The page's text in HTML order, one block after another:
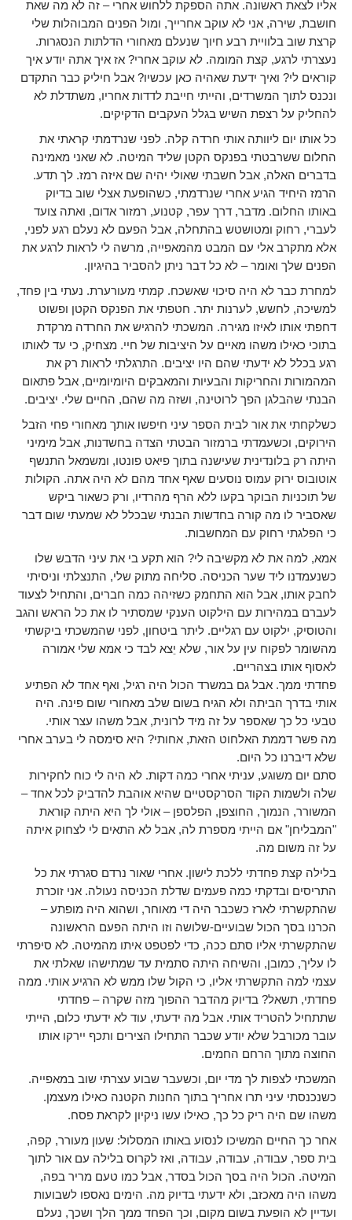
אליו לצאת ראשונה. אתה הספקת ללחוש אחרי – זה לא מה שאת
חושבת, שירה, אני לא עוקב אחרייך, ומול הפנים המבוהלות שלי
קרצת שוב בלוויית רבע חיוך שנעלם מאחורי הדלתות הנסגרות.
נעצרתי לרגע, קצת המומה. לא עוקב אחרי? אז איך אתה יודע איך
קוראים לי? ואיך ידעת שאהיה כאן עכשיו? אבל חיליק כבר התקדם
ונכנס לתוך המשרדים, והייתי חייבת לדדות אחריו, משתדלת לא
להחליק על רצפת השיש בגלל העקבים הדקיקים.
כל אותו יום ליוותה אותי חרדה קלה. לפני שנרדמתי קראתי את
החלום ששרבטתי בפנקס הקטן שליד המיטה. לא שאני מאמינה
בדברים האלה, אבל חשבתי שאולי יהיה שם איזה רמז. לך תדע.
הרמז היחיד הגיע אחרי שנרדמתי, כשהופעת אצלי שוב בדיוק
באותו החלום. מדבר, דרך עפר, קטנוע, רמזור אדום, ואתה צועד
לעברי, רחוק ומטושטש בהתחלה, אבל הפעם לא נעלם רגע לפני,
אלא מתקרב אלי עם המבט מהמאפייה, מרשה לי לראות לרגע את
הפנים שלך ואומר – לא כל דבר ניתן להסביר בהיגיון.
למחרת כבר לא היה סיכוי שאשכח. קמתי מעורערת. נעתי בין פחד,
למשיכה, לחשש, לערנות יתר. חטפתי את הפנקס הקטן ופשוט
דחפתי אותו לאיזו מגירה. המשכתי להרגיש את החרדה מרקדת
בתוכי כאילו משהו מאיים על היציבות של חיי. מצחיק, כי עד לאותו
רגע בכלל לא ידעתי שהם היו יציבים. התרגלתי לראות רק את
המהמורות והחריקות והבעיות והמאבקים היומיומיים, אבל פתאום
הבנתי שהבלגן הפך לרוטינה, ושזה מה שהם, החיים שלי. יציבים.
כשלקחתי את אור לבית הספר עיני חיפשו אותך מאחורי פחי הזבל
הירוקים, וכשעמדתי ברמזור הבטתי הצדה בחשדנות, אבל מימיני
היתה רק בלונדינית שעישנה בתוך פיאט פונטו, ומשמאל התנשף
אוטובוס ירוק עמוס נוסעים שאף אחד מהם לא היה אתה. הקולות
של תוכניות הבוקר בקעו ללא הרף מהרדיו, ורק כשאור ביקש
שאסביר לו מה קורה בחדשות הבנתי שבכלל לא שמעתי שום דבר
כי הפלגתי רחוק עם המחשבות.
אמא, למה את לא מקשיבה לי? הוא תקע בי את עיני הדבש שלו
כשנעמדנו ליד שער הכניסה. סליחה מתוק שלי, התנצלתי וניסיתי
לחבק אותו, אבל הוא התחמק כשזיהה כמה חברים, והתחיל לצעוד
לעברם במהירות עם הילקוט הענקי שמסתיר לו את כל הראש והגב
והטוסיק, ילקוט עם רגליים. ליתר ביטחון, לפני שהמשכתי ביקשתי
מהשומר לפקוח עין על אור, שלא יֵצא לבד כי אמא שלי אמורה
לאסוף אותו בצהריים.
פחדתי ממך. אבל גם במשרד הכול היה רגיל, ואף אחד לא הפתיע
אותי בדרך הביתה ולא הגיח בשום שלב מאחורי שום פינה. היה
טבעי כל כך שאספר על זה מיד לרונית, אבל משהו עצר אותי.
מה פשר דממת האלחוט הזאת, אחותי? היא סימסה לי בערב אחרי
שלא דיברנו כל היום.
סתם יום משוגע, עניתי אחרי כמה דקות. לא היה לי כוח לחקירות
שלה ולשמות הקוד הסרקסטיים שהיא אוהבת להדביק לכל אחד –
המשורר, הנמוך, החוצפן, הפלספן – אולי לך היא היתה קוראת
"המבליחן" אם הייתי מספרת לה, אבל לא התאים לי לצחוק איתה
על זה משום מה.
בלילה קצת פחדתי ללכת לישון. אחרי שאור נרדם סגרתי את כל
התריסים ובדקתי כמה פעמים שדלת הכניסה נעולה. אני זוכרת
שהתקשרתי לארז כשכבר היה די מאוחר, ושהוא היה מופתע –
הכרנו בסך הכול שבועיים-שלושה וזו היתה הפעם הראשונה
שהתקשרתי אליו סתם ככה, כדי לפטפט איתו מהמיטה. לא סיפרתי
לו עליך, כמובן, והשיחה היתה סתמית עד שמתישהו שאלתי את
עצמי למה התקשרתי אליו, כי הקול שלו ממש לא הרגיע אותי. ממה
פחדתי, תשאל? בדיוק מהדבר ההפוך מזה שקרה – פחדתי
שתתחיל להטריד אותי. אבל מה ידעתי, עוד לא ידעתי כלום, הייתי
עובר מכורבל שלא יודע שכבר התחילו הצירים ותכף יירקו אותו
החוצה מתוך הרחם החמים.
המשכתי לצפות לך מדי יום, וכשעבר שבוע עצרתי שוב במאפייה.
כשנכנסתי עיני תרו אחריך בתוך החנות הקטנה כאילו מעצמן.
משהו שם היה ריק כל כך, כאילו עשו ניקיון לקראת פסח.
אחר כך החיים המשיכו לנסוע באותו המסלול: שעון מעורר, קפה,
בית ספר, עבודה, עבודה, עבודה, ואז לקרוס בלילה עם אור לתוך
המיטה. הכול היה בסך הכול בסדר, אבל כמו טעם מריר בפה,
משהו היה מאכזב, ולא ידעתי בדיוק מה. הימים נאספו לשבועות
ועדיין לא הופעת בשום מקום, וכך הפחד ממך הלך ושכך, נעלם